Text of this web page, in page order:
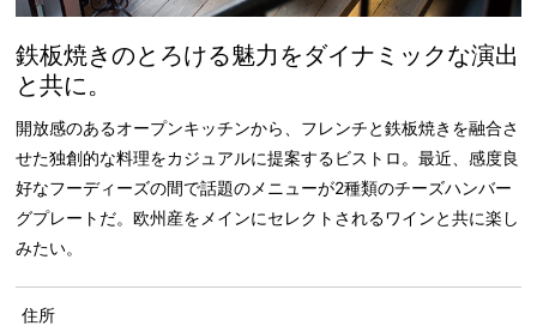
鉄板焼きのとろける魅力をダイナミックな演出
と共に。
開放感のあるオープンキッチンから、フレンチと鉄板焼きを融合さ
せた独創的な料理をカジュアルに提案するビストロ。最近、感度良
好なフーディーズの間で話題のメニューが2種類のチーズハンバー
グプレートだ。欧州産をメインにセレクトされるワインと共に楽し
みたい。
住所